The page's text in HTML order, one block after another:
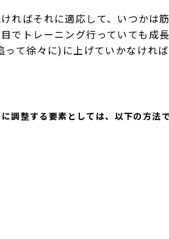
ればそれに適応して、いつかは
でトレーニング行っていても成
て徐々に)に上げていかなけれ
調整する要素としては、以下の方法